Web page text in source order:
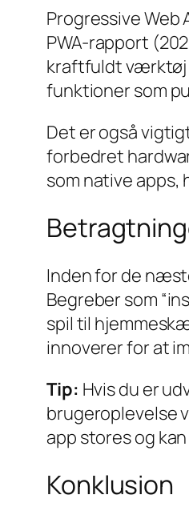
Progressive Web
PWA-rapport
kraftfuldt værktøj
funktioner som
Det er også
forbedret
som native
Inden for de
Begreber som
spil til
innoverer for at
Tip: Hvis du er
brugeroplevelse
app stores og
Konklusion